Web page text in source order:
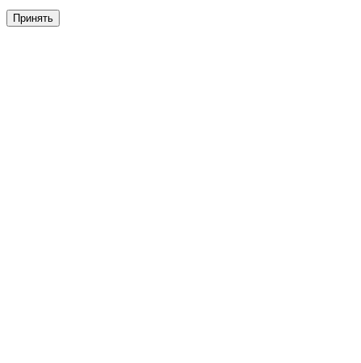
Принять